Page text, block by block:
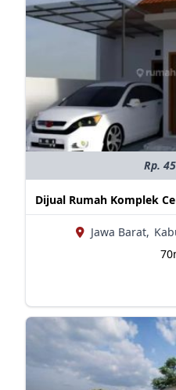
Rp.
Dijual Rumah Komplek
Jawa Barat,